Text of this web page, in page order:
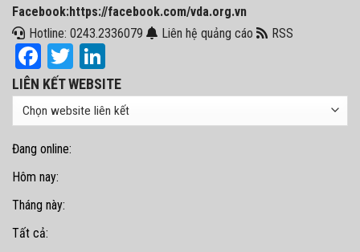
Facebook:https://facebook.com/vda.org.vn
Hotline: 0243.2336079
Liên hệ quảng cáo RSS
Facebook
Twitter
LIÊN KẾT WEBSITE
Đang online:
Hôm nay:
Tháng này:
Tất cả: